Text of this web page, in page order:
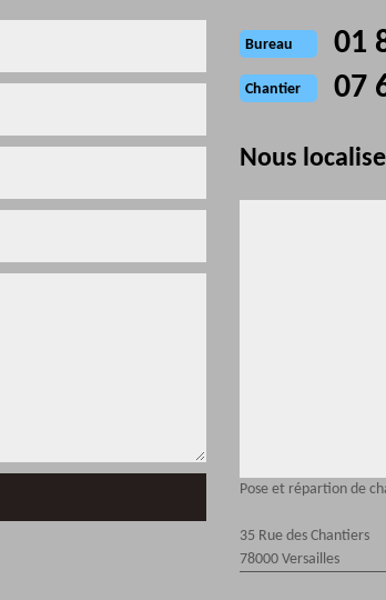
Bureau 01
Chantier 07
Nous
Pose et répartion de
35 Rue des Chantiers
78000 Versailles